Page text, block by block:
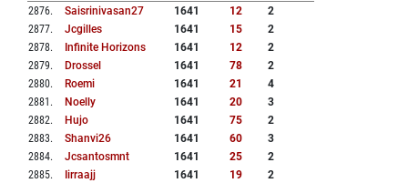
2876. Saisrinivasan27 1641 12
2
2877. Jcgilles 1641 15
2
2878. Infinite Horizons 1641 12
2
2879. Drossel 1641 78
2
2880. Roemi 1641 21
4
2881 . Noelly 1641 20
3
2882. Hujo 1641 75
2
2883. Shanvi26 1641 60
3
2884. Jcsantosmnt 1641 25
2
2885. Iirraajj 1641 19
2